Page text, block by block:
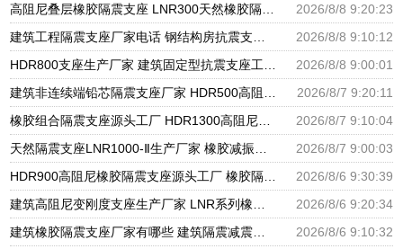
2026/8/8 9:20:23
2026/8/8 9:10:12
2026/8/8 9:00:01
2026/8/7 9:20:11
2026/8/7 9:10:04
2026/8/7 9:00:03
2026/8/6 9:30:39
2026/8/6 9:20:34
2026/8/6 9:10:32